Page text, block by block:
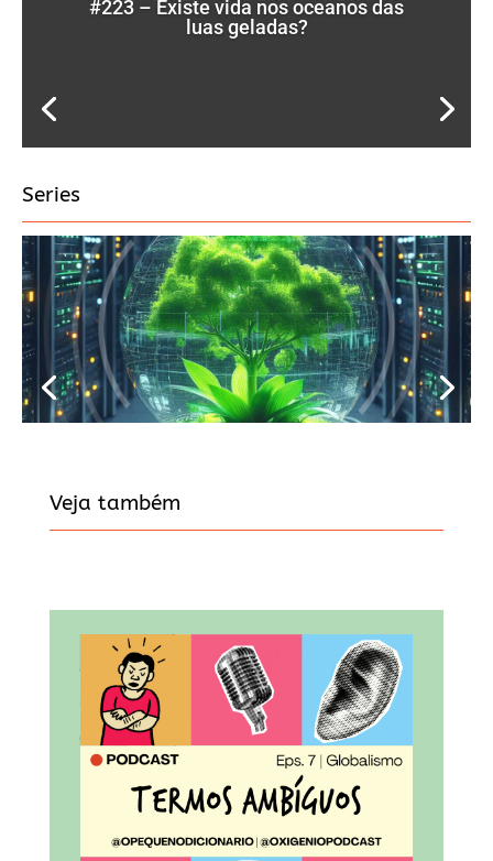
#223 – Existe vida nos oceanos das
luas geladas?
Series
Veja também